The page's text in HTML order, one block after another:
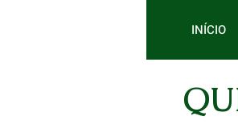
INÍCIO